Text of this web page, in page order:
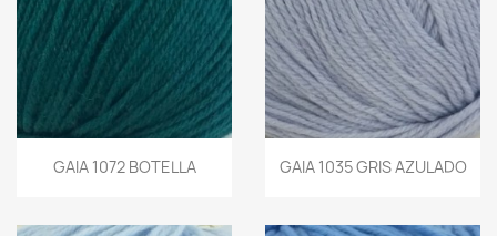
GAIA 1072 BOTELLA GAIA 1035 GRIS AZULADO